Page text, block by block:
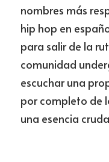
nombres más
hip hop en
para salir de la
comunidad
escuchar una
por completo de
una esencia